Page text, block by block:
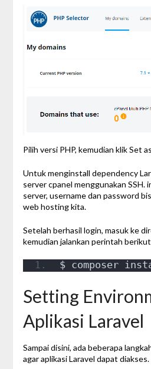
Pilih versi PHP, kemudian klik Set
Untuk menginstall dependency
server cpanel menggunakan SSH.
server, username dan password
web hosting kita.
Setelah berhasil login, masuk ke
kemudian jalankan perintah
$ composer
Setting
Aplikasi Laravel
Sampai disini, ada beberapa
agar aplikasi Laravel dapat diakses.